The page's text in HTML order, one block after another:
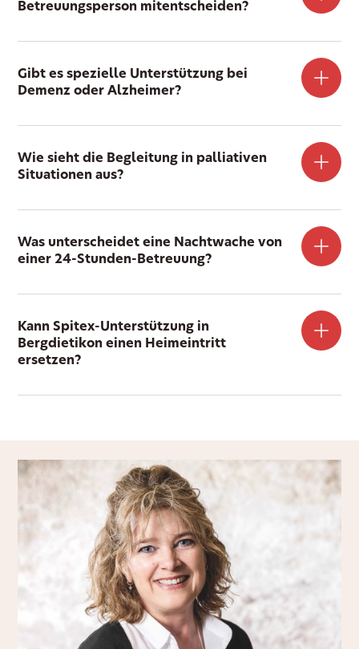
Betreuungsperson mitentscheiden?
Gibt es spezielle Unterstützung bei
Demenz oder Alzheimer?
Wie sieht die Begleitung in palliativen
Situationen aus?
Was unterscheidet eine Nachtwache von
einer 24-Stunden-Betreuung?
Kann Spitex-Unterstützung in
Bergdietikon einen Heimeintritt
ersetzen?